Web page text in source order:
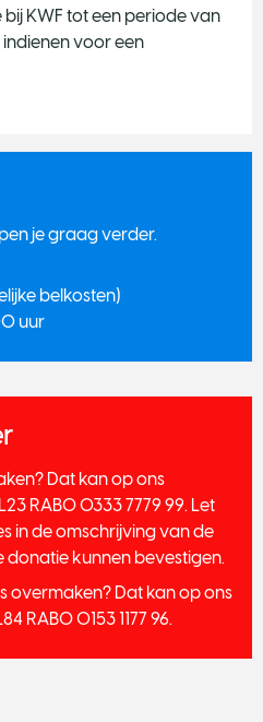
KWF tot een periode van
voor een
je graag verder.
belkosten)
uur
Dat kan op ons
RABO 0333 7779 99. Let
in de omschrijving van de
kunnen bevestigen.
overmaken? Dat kan op ons
RABO 0153 1177 96.